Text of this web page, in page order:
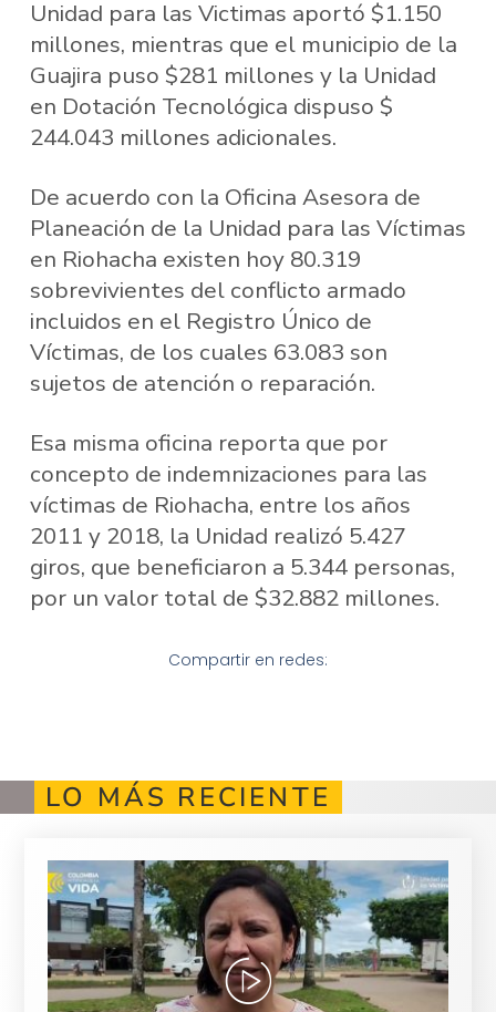
Unidad para las Victimas aportó $1.150
millones, mientras que el municipio de la
Guajira puso $281 millones y la Unidad
en Dotación Tecnológica dispuso $
244.043 millones adicionales.
De acuerdo con la Oficina Asesora de
Planeación de la Unidad para las Víctimas
en Riohacha existen hoy 80.319
sobrevivientes del conflicto armado
incluidos en el Registro Único de
Víctimas, de los cuales 63.083 son
sujetos de atención o reparación.
Esa misma oficina reporta que por
concepto de indemnizaciones para las
víctimas de Riohacha, entre los años
2011 y 2018, la Unidad realizó 5.427
giros, que beneficiaron a 5.344 personas,
por un valor total de $32.882 millones.
Compartir en redes:
LO MÁS RECIENTE